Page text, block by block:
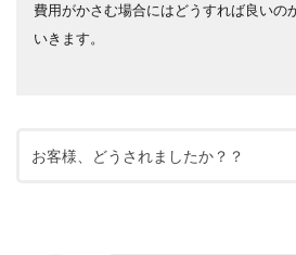
費用がかさむ場合にはどうすれば良いの
いきます。
お客様、どうされましたか？？